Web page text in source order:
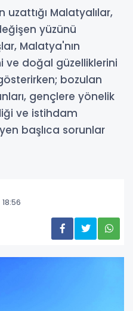
uzattığı Malatyalılar,
yüzünü
Malatya'nın
ve doğal güzelliklerini
bozulan
gençlere yönelik
ve istihdam
başlıca sorunlar